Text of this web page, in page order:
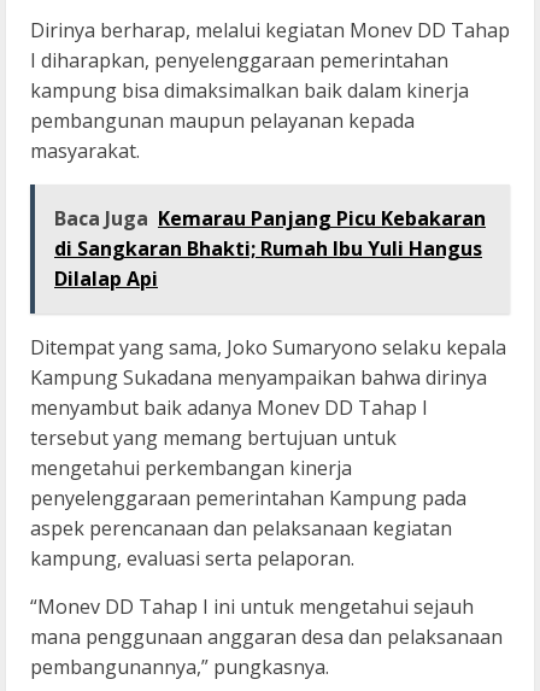
Dirinya berharap, melalui kegiatan Monev DD Tahap
I diharapkan, penyelenggaraan pemerintahan
kampung bisa dimaksimalkan baik dalam kinerja
pembangunan maupun pelayanan kepada
masyarakat.
Baca Juga Kemarau Panjang Picu Kebakaran
di Sangkaran Bhakti; Rumah Ibu Yuli Hangus
Dilalap Api
Ditempat yang sama, Joko Sumaryono selaku kepala
Kampung Sukadana menyampaikan bahwa dirinya
menyambut baik adanya Monev DD Tahap I
tersebut yang memang bertujuan untuk
mengetahui perkembangan kinerja
penyelenggaraan pemerintahan Kampung pada
aspek perencanaan dan pelaksanaan kegiatan
kampung, evaluasi serta pelaporan.
“Monev DD Tahap I ini untuk mengetahui sejauh
mana penggunaan anggaran desa dan pelaksanaan
pembangunannya,” pungkasnya.